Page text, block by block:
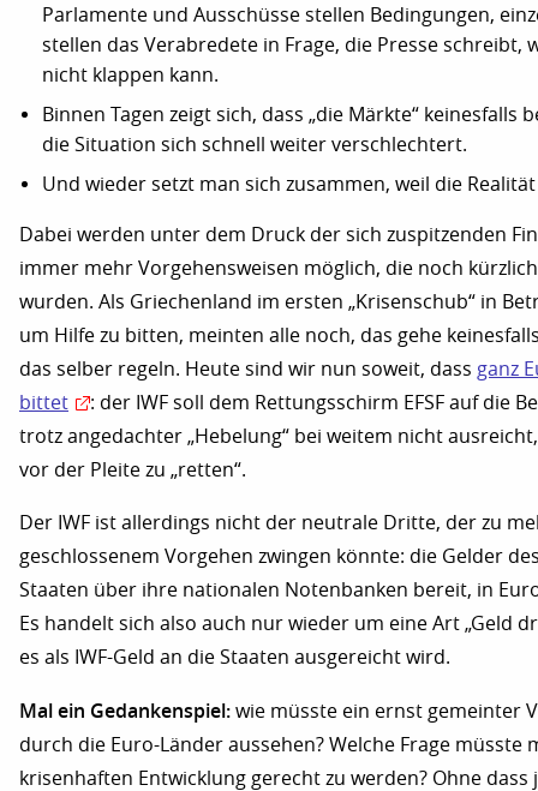
Parlamente und Ausschüsse stellen Bedingungen,
stellen das Verabredete in Frage, die Presse schreibt,
nicht klappen kann.
Binnen Tagen zeigt sich, dass „die Märkte“ keinesfalls
die Situation sich schnell weiter verschlechtert.
Und wieder setzt man sich zusammen, weil die
Dabei werden unter dem Druck der sich zuspitzenden
immer mehr Vorgehensweisen möglich, die noch
wurden. Als Griechenland im ersten „Krisenschub“ in
um Hilfe zu bitten, meinten alle noch, das gehe
das selber regeln. Heute sind wir nun soweit, dass ganz
bittet
: der IWF soll dem Rettungsschirm EFSF auf die
trotz angedachter „Hebelung“ bei weitem nicht
vor der Pleite zu „retten“.
Der IWF ist allerdings nicht der neutrale Dritte, der zu
geschlossenem Vorgehen zwingen könnte: die Gelder
Staaten über ihre nationalen Notenbanken bereit, in
Es handelt sich also auch nur wieder um eine Art „Geld
es als IWF-Geld an die Staaten ausgereicht wird.
Mal ein Gedankenspiel: wie müsste ein ernst gemeinter
durch die Euro-Länder aussehen? Welche Frage müsste
krisenhaften Entwicklung gerecht zu werden? Ohne dass